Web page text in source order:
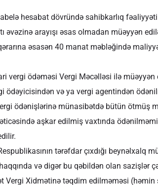
hesabat dövründə sahibkarlıq
əvəzinə arayışı əsas olmadan müəyyən
əsasən 40 manat məbləğində
vergi ödəməsi Vergi Məcəlləsi ilə
ödəyicisindən və ya vergi agentindən
ödənişlərinə münasibətdə bütün ötmüş
aşkar edilmiş vaxtında
tərəfdar çıxdığı beynəlxalq
və digər bu qəbildən olan sazişlər
Vergi Xidmətinə təqdim edilməməsi